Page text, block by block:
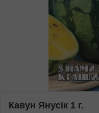
Кавун Янусік 1 г.